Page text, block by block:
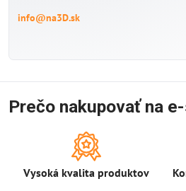
info@na3D.sk
Prečo nakupovať na
Vysoká kvalita produktov